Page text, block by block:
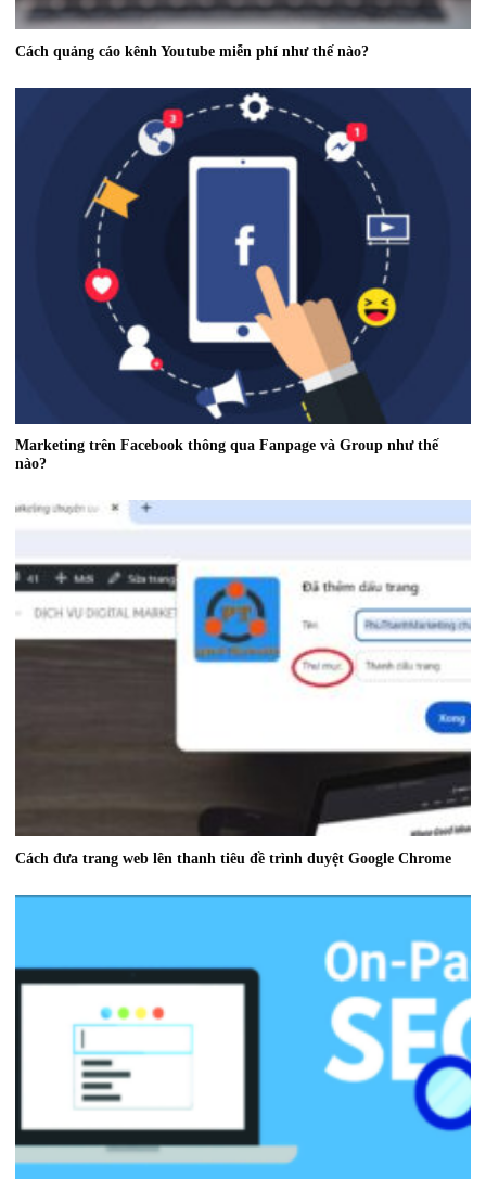
Cách quảng cáo kênh Youtube miễn phí như thế nào?
Marketing trên Facebook thông qua Fanpage và Group như thế
nào?
Cách đưa trang web lên thanh tiêu đề trình duyệt Google Chrome